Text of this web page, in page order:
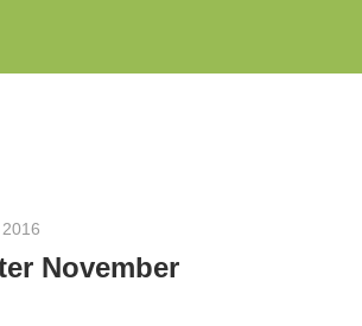
November